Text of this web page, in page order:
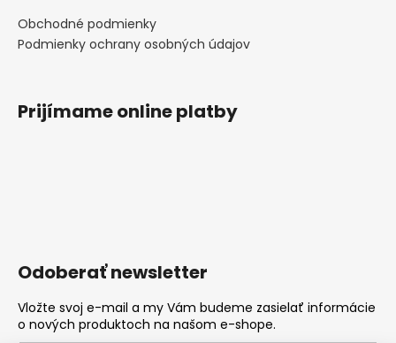
Obchodné podmienky
Podmienky ochrany osobných údajov
Prijímame online platby
Odoberať newsletter
Vložte svoj e-mail a my Vám budeme zasielať informácie
o nových produktoch na našom e-shope.